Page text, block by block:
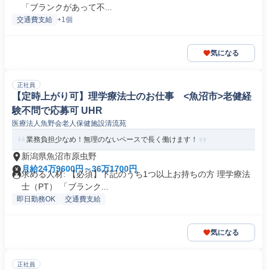
「ブランクがあって不...
交通費支給 +1個
気になる
正社員
【定時上がり可】理学療法士のお仕事 <魚沼市>老健経
験不問で応募可 UHR
医療法人魚野会老人保健施設清流苑
業務負担少なめ！無理のないペースで長く働けます！
新潟県魚沼市原虫野
月給24万9600円～36万1700円
求める人材: 【必須】下記のうち1つ以上お持ちの方 理学療法
士（PT） 「ブランク...
即日勤務OK 交通費支給
気になる
正社員